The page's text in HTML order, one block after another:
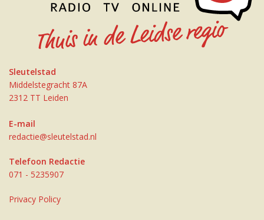
Sleutelstad
Middelstegracht 87A
2312 TT Leiden
E-mail
redactie@sleutelstad.nl
Telefoon Redactie
071 - 5235907
Privacy Policy